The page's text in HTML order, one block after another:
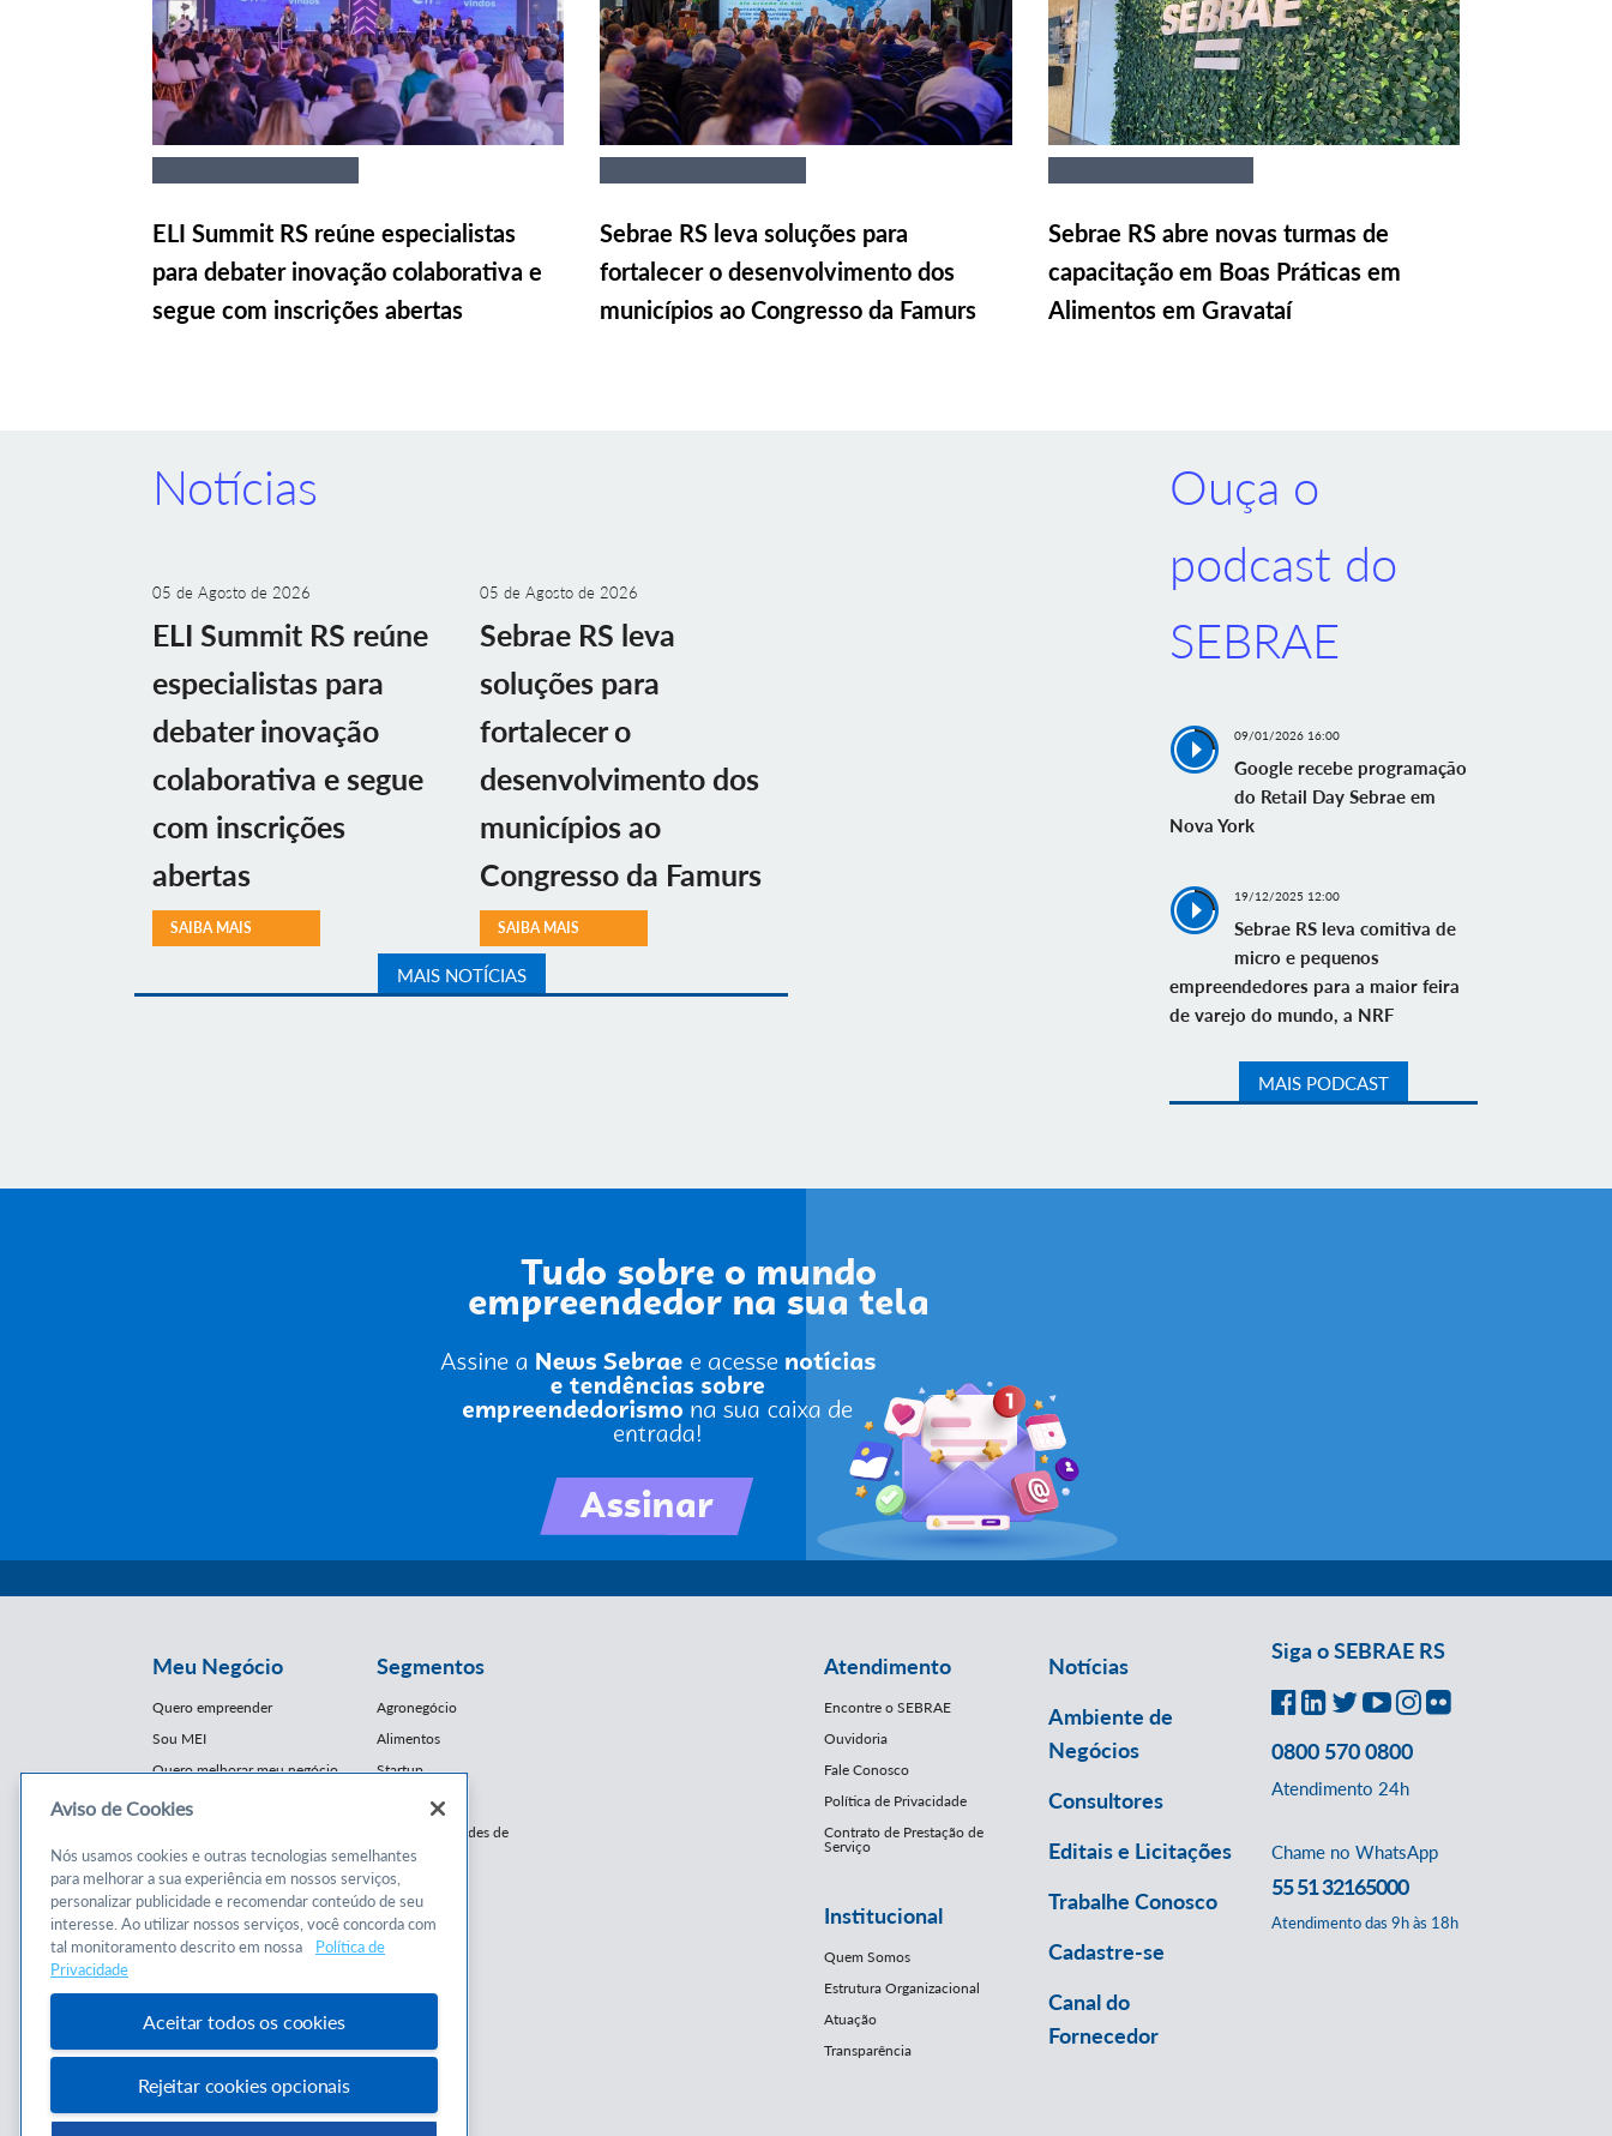
ELI Summit RS reúne especialistas
para debater inovação colaborativa e
segue com inscrições abertas
Sebrae RS leva soluções para
fortalecer o desenvolvimento dos
municípios ao Congresso da Famurs
Sebrae RS abre novas turmas de
capacitação em Boas Práticas em
Alimentos em Gravataí
Notícias
05 de Agosto de 2026
ELI Summit RS reúne
especialistas para
debater inovação
colaborativa e segue
com inscrições
abertas
SAIBA MAIS
05 de Agosto de 2026
Sebrae RS leva
soluções para
fortalecer o
desenvolvimento dos
municípios ao
Congresso da Famurs
SAIBA MAIS
MAIS NOTÍCIAS
Ouça o
podcast do
SEBRAE
09/01/2026 16:00
Google recebe programação
do Retail Day Sebrae em
Nova York
19/12/2025 12:00
Sebrae RS leva comitiva de
micro e pequenos
empreendedores para a maior feira
de varejo do mundo, a NRF
MAIS PODCAST
Meu Negócio
Quero empreender
Sou MEI
Quero melhorar meu negócio
Conteúdos
Cursos
Consultorias
Segmentos
Agronegócio
Alimentos
Startup
E-Commerce
Franquias / Redes de
Cooperação
Moda
Moveleiro
Saúde
Mercopar
Atendimento
Encontre o SEBRAE
Ouvidoria
Fale Conosco
Política de Privacidade
Contrato de Prestação de
Serviço
Institucional
Quem Somos
Estrutura Organizacional
Atuação
Transparência
Notícias
Ambiente de
Negócios
Consultores
Editais e Licitações
Trabalhe Conosco
Cadastre-se
Canal do
Fornecedor
Siga o SEBRAE RS
0800 570 0800
Atendimento 24h
Chame no WhatsApp
55 51 32165000
Atendimento das 9h às 18h
Aviso de Cookies
Nós usamos cookies e outras tecnologias semelhantes
para melhorar a sua experiência em nossos serviços,
personalizar publicidade e recomendar conteúdo de seu
interesse. Ao utilizar nossos serviços, você concorda com
tal monitoramento descrito em nossa
Política de
Privacidade
Aceitar todos os cookies
Rejeitar cookies opcionais